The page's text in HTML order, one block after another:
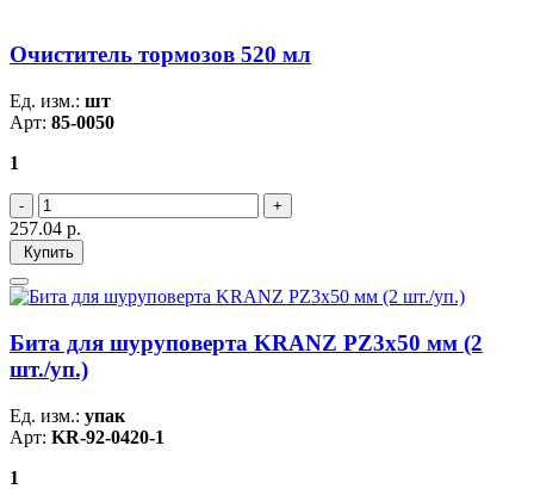
Очиститель тормозов 520 мл
Ед. изм.: шт
Арт: 85-0050
1
257.04 р.
Купить
Бита для шуруповерта KRANZ PZ3х50 мм (2
шт./уп.)
Ед. изм.: упак
Арт: KR-92-0420-1
1